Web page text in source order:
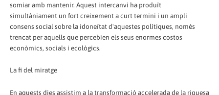
somiar amb mantenir. Aquest intercanvi ha produït
simultàniament un fort creixement a curt termini i un ampli
consens social sobre la idoneïtat d'aquestes polítiques, només
trencat per aquells que percebien els seus enormes costos
econòmics, socials i ecològics.
La fi del miratge
En aquests dies assistim a la transformació accelerada de la riquesa